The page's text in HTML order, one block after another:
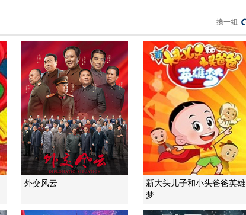
換一組
外交风云
新大头儿子和小头爸爸英雄
梦